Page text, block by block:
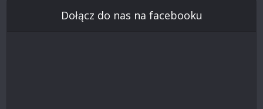
Dołącz do nas na facebooku